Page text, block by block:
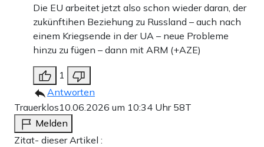
Die EU arbeitet jetzt also schon wieder daran, der
zukünftihen Beziehung zu Russland – auch nach
einem Kriegsende in der UA – neue Probleme
hinzu zu fügen – dann mit ARM (+AZE)
1
Antworten
Trauerklos10.06.2026 um 10:34 Uhr 58T
Melden
Zitat- dieser Artikel :